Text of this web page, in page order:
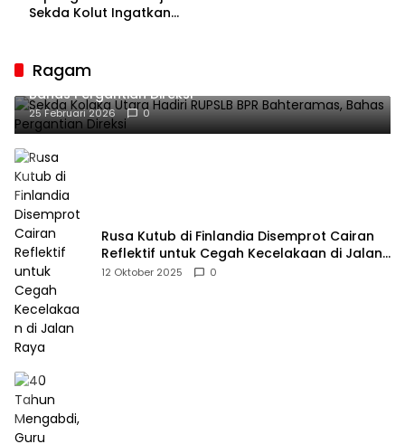
Sekda Kolut Ingatkan
Ragam
Sekda Kolaka Utara Hadiri RUPSLB BPR Bahteramas,
Bahas Pergantian Direksi
25 Februari 2026 0
Rusa Kutub di Finlandia Disemprot Cairan
Reflektif untuk Cegah Kecelakaan di Jalan
Raya
12 Oktober 2025 0